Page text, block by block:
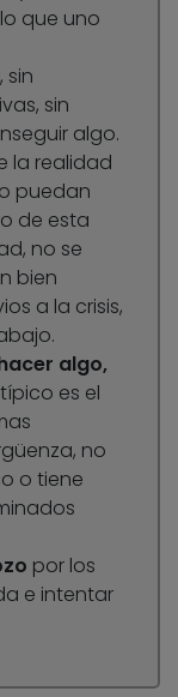
que uno
, sin
sin
algo.
la realidad
puedan
de esta
no se
bien
a la crisis,
algo,
es el
no
o tiene
por los
e intentar